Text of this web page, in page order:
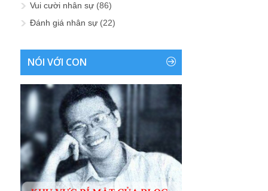
Vui cười nhân sự (86)
Đánh giá nhân sự (22)
NÓI VỚI CON